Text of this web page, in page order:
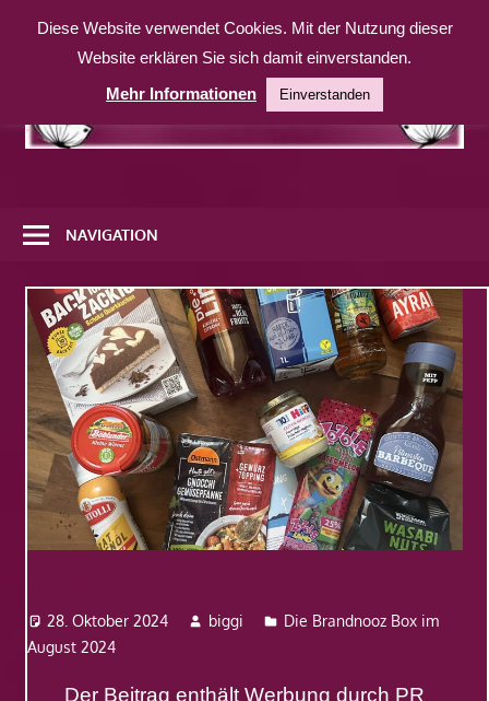
Inhalt
weitere
Website
NAVIGATION
28. Oktober 2024 biggi
Die Brandnooz Box im
August 2024
Der Beitrag enthält Werbung durch PR
Diese Website verwendet Cookies. Mit der Nutzung dieser
Website erklären Sie sich damit einverstanden.
Mehr Informationen
Einverstanden